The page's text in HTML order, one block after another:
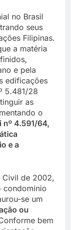
no Brasil
seus
Filipinas.
a matéria
e pela
edificações
5.481/28
as
o
nº 4.591/64,
e a
Civil de 2002,
condomínio
se um
ou
bem